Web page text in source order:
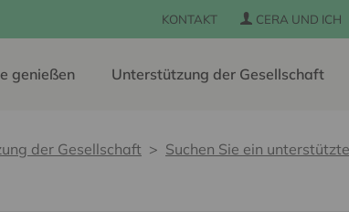
KONTAKT CERA UND ICH
genießen Unterstützung der Gesellschaft
der Gesellschaft
Suchen Sie ein